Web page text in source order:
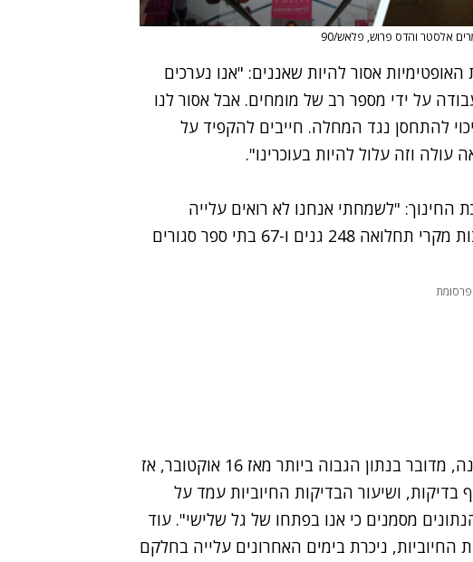
אלסטר והדס פרוש, פלאש/90
האופטימיות אסור להיות שאננים: "אנו נערכים
על ידי מספר רב של מומחים. אבל אסור לנו
להתחסן נגד המחלה. חייבים להקפיד על
עולה וזה עלול להיות בעוכרינו".
"לשמחתי אנחנו לא רואים עלייה
משמעותית בתחלואה במערכת החינוך. בעקבות מקרי תחלואה 248 גנים ו-67 בתי ספר סגורים
פרסומת
1,523 נדבקים חדשים אובחנו ביממה האחרונה, מדובר בנתון הגבוה ביותר מאז 16 אוקטובר, אז
1,472 נדבקים. אתמול נערכו כ-70 אלף בדיקות, ושיעור הבדיקות החיוביות עמד על
מסמנים כי אנו בפתחו של גל שלישי". עוד
החיוביות, ניכרת בימים האחרונים עלייה בחלקם